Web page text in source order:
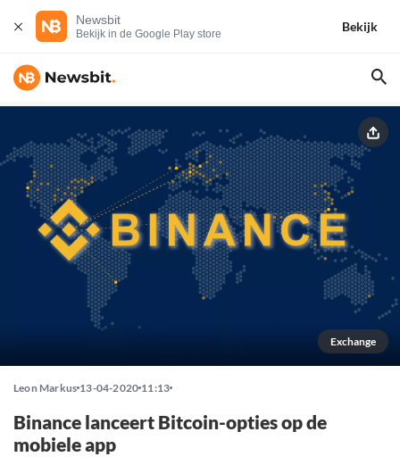
Newsbit
Bekijk in de Google Play store
Bekijk
Exchange
Leon Markus 13-04-2020 11:13
Binance lanceert Bitcoin-opties op de
mobiele app